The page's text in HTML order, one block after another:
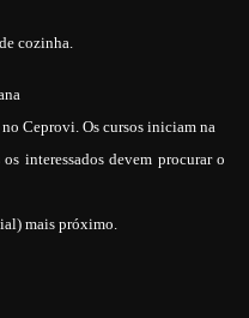
cozinha.
Ceprovi. Os cursos iniciam na
interessados devem procurar o
mais próximo.